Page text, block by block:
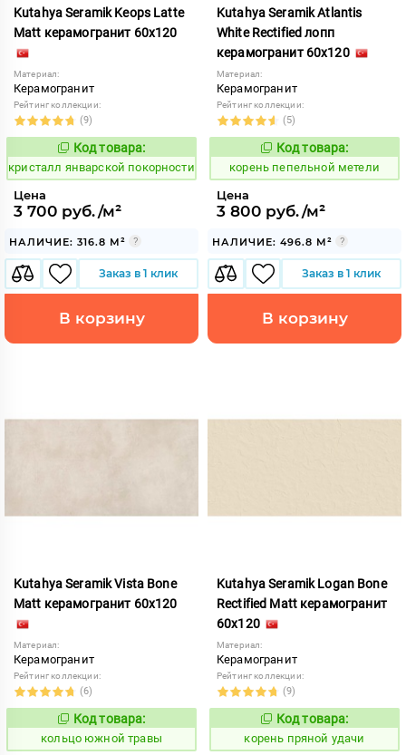
Kutahya Seramik Keops Latte
Matt керамогранит 60x120
Материал:
Керамогранит
Рейтинг коллекции:
(9)
Код:
827822
Код товара:
кристалл январской покорности
Цена
3 700 руб./м²
НАЛИЧИЕ: 316.8 М²
Заказ в 1 клик
В корзину
Kutahya Seramik Atlantis
White Rectified лопп
керамогранит 60x120
Материал:
Керамогранит
Рейтинг коллекции:
(5)
Код:
790050
Код товара:
корень пепельной метели
Цена
3 800 руб./м²
НАЛИЧИЕ: 496.8 М²
Заказ в 1 клик
В корзину
Kutahya Seramik Vista Bone
Matt керамогранит 60x120
Материал:
Керамогранит
Рейтинг коллекции:
(6)
Код:
749607
Код товара:
кольцо южной травы
Kutahya Seramik Logan Bone
Rectified Matt керамогранит
60x120
Материал:
Керамогранит
Рейтинг коллекции:
(9)
Код:
790610
Код товара:
корень пряной удачи